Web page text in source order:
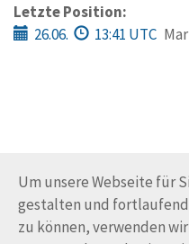
Um unsere Webseite für
gestalten und
zu können, verwenden
Letzte Position:
26.06.
13:41 UTC
© Trans-Ocean e.V. 2010-